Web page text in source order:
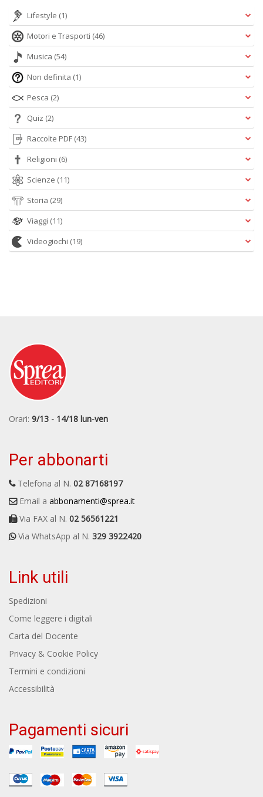
Lifestyle (1)
Motori e Trasporti (46)
Musica (54)
Non definita (1)
Pesca (2)
Quiz (2)
Raccolte PDF (43)
Religioni (6)
Scienze (11)
Storia (29)
Viaggi (11)
Videogiochi (19)
Orari: 9/13 - 14/18 lun-ven
Per abbonarti
Telefona al N. 02 87168197
Email a abbonamenti@sprea.it
Via FAX al N. 02 56561221
Via WhatsApp al N. 329 3922420
Link utili
Spedizioni
Come leggere i digitali
Carta del Docente
Privacy & Cookie Policy
Termini e condizioni
Accessibilità
Pagamenti sicuri